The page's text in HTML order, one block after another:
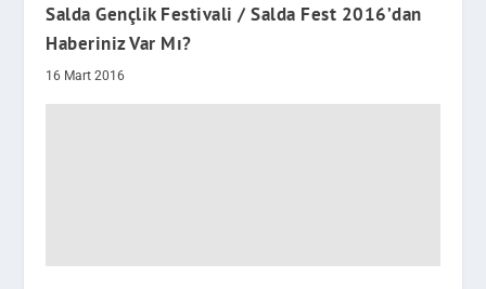
Salda Gençlik Festivali / Salda Fest 2016’dan
Haberiniz Var Mı?
16 Mart 2016